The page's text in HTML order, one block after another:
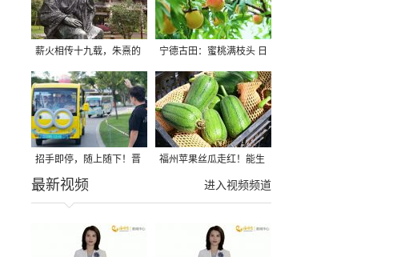
薪火相传十九载，朱熹的
“朋友圈”里多了全世界
宁德古田：蜜桃满枝头 日
子有奔头
招手即停，随上随下！晋
安湖环湖观光游全新升级
福州苹果丝瓜走红！能生
吃，可煲汤！进入视频频道
最新视频